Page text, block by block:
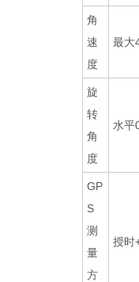
角
速
度
最大
旋
转
角
度
水平
GP
S
测
量
方
授时